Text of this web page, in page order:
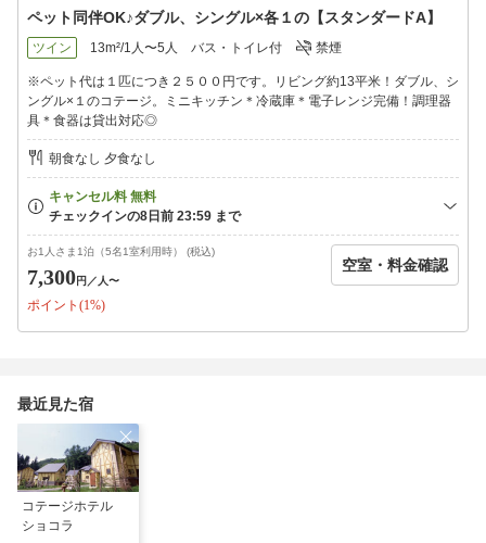
ミニキッチン、冷蔵庫、電子レンジ、テレビ、
DVDプレイヤー、ビデオデッキ、エアコン、ガスストーブ、ド
ライヤー、電気ポット
◇アメニティ
バスタオル、フェイスタオル、バスマット、全身シャンプー、
歯ブラシ
〜＊その他のご案内＊〜
◇支払い方法は「現金のみ」になります
◇室内でのバーベキューはできません
◇各棟によって、ベッドの数が異なります
ベッド数以上の人数でご予約の場合は、お布団にて対応いたし
ます
◇小学生以下のお子様は無料ですが、
お布団をご利用の場合、現地にて別途2，500円（税込）頂戴い
たします
◇当日ご連絡をさせて頂く場合がございますので、携帯番号のご
記入をお願いいたします
ペット同伴OK♪ダブル、シングル×各１の【スタンダードA】
ツイン 13m²/1人〜5人 バス・トイレ付 禁煙
※ペット代は１匹につき２５００円です。リビング約13平米！ダブル、シ
ングル×１のコテージ。ミニキッチン＊冷蔵庫＊電子レンジ完備！調理器
具＊食器は貸出対応◎
朝食なし 夕食なし
お1人さま1泊（5名1室利用時） (税込)
7,300円 ／人〜
ポイント(1%)
空室・料金確認
最近見た宿
コテージホテル
ショコラ